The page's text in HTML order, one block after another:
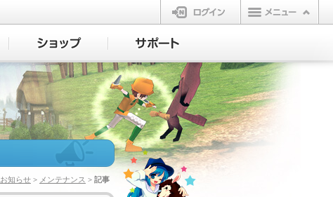
ログイン
お知らせ > メンテナンス > 記事